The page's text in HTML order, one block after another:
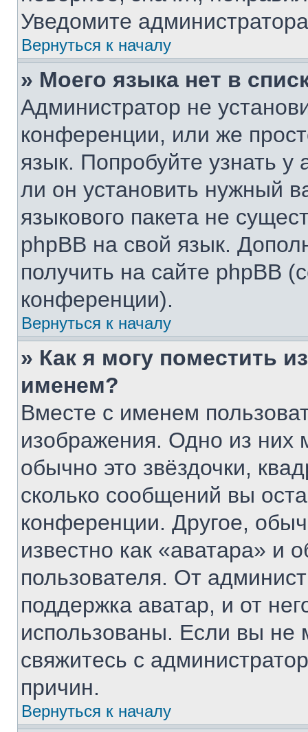
Уведомите
Вернуться к началу
» Моего языка нет в
Администратор не
конференции, или же
язык. Попробуйте узнать
ли он установить нужный
языкового пакета не
phpBB на свой язык.
получить на сайте phpBB
конференции).
Вернуться к началу
» Как я могу поместить
именем?
Вместе с именем
изображения. Одно из них
обычно это звёздочки,
сколько сообщений вы
конференции. Другое,
известно как «аватара» и
пользователя. От
поддержка аватар, и от
использованы. Если вы не
свяжитесь с
причин.
Вернуться к началу